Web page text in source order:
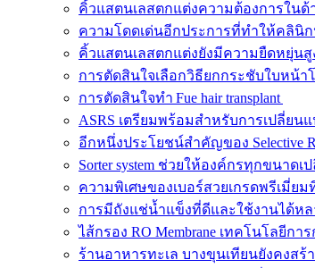
คิ้วแสตนเลสตกแต่งความต้องการใน
ความโดดเด่นอีกประการที่ทำให้คลินิ
คิ้วแสตนเลสตกแต่งยังมีความยืดหยุ่นสู
การตัดสินใจเลือกวิธียกกระชับใบหน้า
การตัดสินใจทำ Fue hair transplant
ASRS เตรียมพร้อมสำหรับการเปลี่ยน
อีกหนึ่งประโยชน์สำคัญของ Selective
Sorter system ช่วยให้องค์กรทุกขนาดเ
ความพิเศษของเบอร์สวยเกรดพรีเมี่ย
การมีถังแช่น้ำแข็งที่ดีและใช้งานได้ห
ไส้กรอง RO Membrane เทคโนโลยีก
ร้านอาหารทะเล บางขุนเทียนยังคงสร้